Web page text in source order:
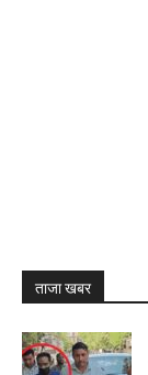
ताजा खबर